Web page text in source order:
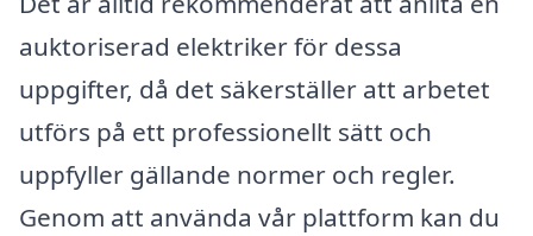
auktoriserad elektriker för dessa
uppgifter, då det säkerställer att arbetet
utförs på ett professionellt sätt och
uppfyller gällande normer och regler.
Genom att använda vår plattform kan du